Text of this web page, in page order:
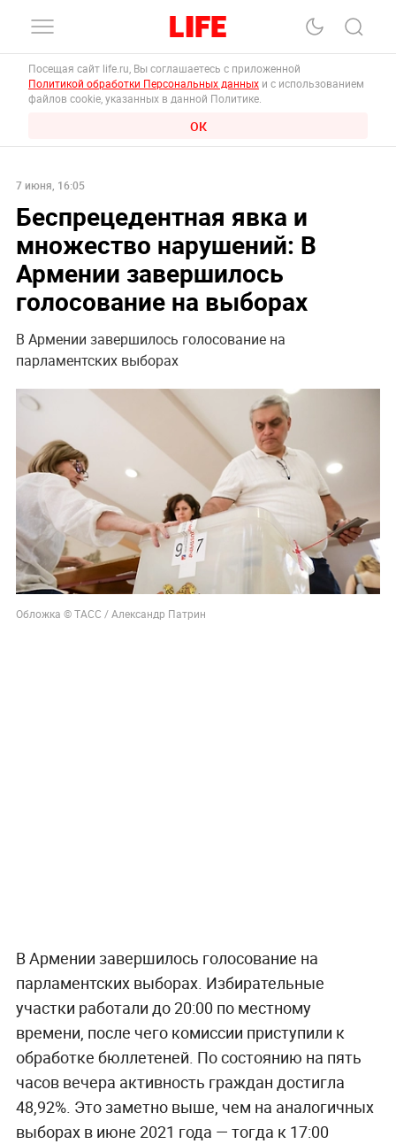
Посещая сайт life.ru, Вы соглашаетесь с приложенной
Политикой обработки Персональных данных и с использованием
файлов cookie, указанных в данной Политике.
ОК
7 июня, 16:05
Беспрецедентная явка и
множество нарушений: В
Армении завершилось
голосование на выборах
В Армении завершилось голосование на
парламентских выборах
Обложка © ТАСС / Александр Патрин
В Армении завершилось голосование на
парламентских выборах. Избирательные
участки работали до 20:00 по местному
времени, после чего комиссии приступили к
обработке бюллетеней. По состоянию на пять
часов вечера активность граждан достигла
48,92%. Это заметно выше, чем на аналогичных
выборах в июне 2021 года — тогда к 17:00